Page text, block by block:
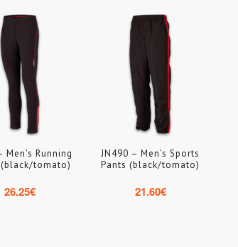
Men’s Running
tomato)
26.25€
JN490 – Men’s Sports
Pants (black/tomato)
21.60€